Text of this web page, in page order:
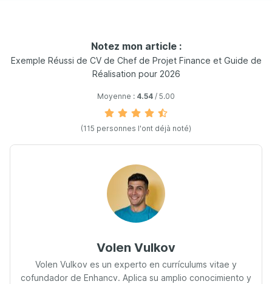
Notez mon article :
Exemple Réussi de CV de Chef de Projet Finance et Guide de
Réalisation pour 2026
Moyenne : 4.54 / 5.00
(115 personnes l'ont déjà noté)
Volen Vulkov
Volen Vulkov es un experto en currículums vitae y
cofundador de Enhancv. Aplica su amplio conocimiento y